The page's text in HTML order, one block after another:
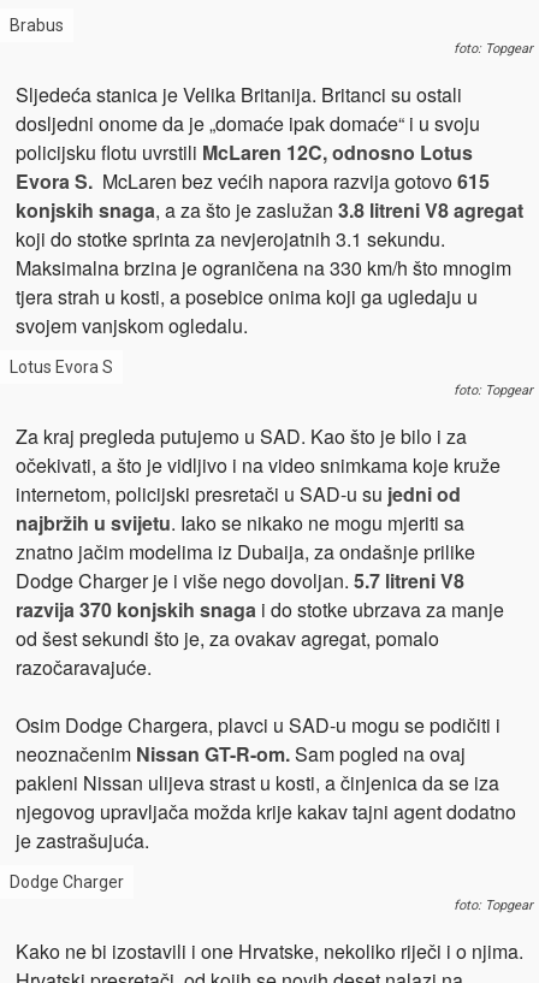
Brabus
foto: Topgear
Sljedeća stanica je Velika Britanija. Britanci su ostali
dosljedni onome da je „domaće ipak domaće“ i u svoju
policijsku flotu uvrstili McLaren 12C, odnosno Lotus
Evora S. McLaren bez većih napora razvija gotovo615
konjskih snaga, a za što je zaslužan 3.8 litreni V8 agregat
koji do stotke sprinta za nevjerojatnih 3.1 sekundu.
Maksimalna brzina je ograničena na 330 km/h što mnogim
tjera strah u kosti, a posebice onima koji ga ugledaju u
svojem vanjskom ogledalu.
Lotus Evora S
foto: Topgear
Za kraj pregleda putujemo u SAD. Kao što je bilo i za
očekivati, a što je vidljivo i na video snimkama koje kruže
internetom, policijski presretači u SAD-u su jedni od
najbržih u svijetu. Iako se nikako ne mogu mjeriti sa
znatno jačim modelima iz Dubaija, za ondašnje prilike
Dodge Charger je i više nego dovoljan. 5.7 litreni V8
razvija 370 konjskih snagai do stotke ubrzava za manje
od šest sekundi što je, za ovakav agregat, pomalo
razočaravajuće.
Osim Dodge Chargera, plavci u SAD-u mogu se podičiti i
neoznačenim Nissan GT-R-om.Sam pogled na ovaj
pakleni Nissan ulijeva strast u kosti, a činjenica da se iza
njegovog upravljača možda krije kakav tajni agent dodatno
je zastrašujuća.
Dodge Charger
foto: Topgear
Kako ne bi izostavili i one Hrvatske, nekoliko riječi i o njima.